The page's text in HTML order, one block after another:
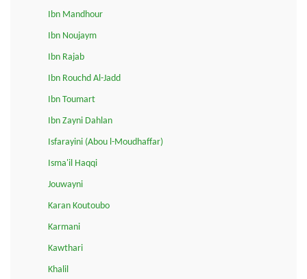
Ibn Mandhour
Ibn Noujaym
Ibn Rajab
Ibn Rouchd Al-Jadd
Ibn Toumart
Ibn Zayni Dahlan
Isfarayini (Abou l-Moudhaffar)
Isma'il Haqqi
Jouwayni
Karan Koutoubo
Karmani
Kawthari
Khalil